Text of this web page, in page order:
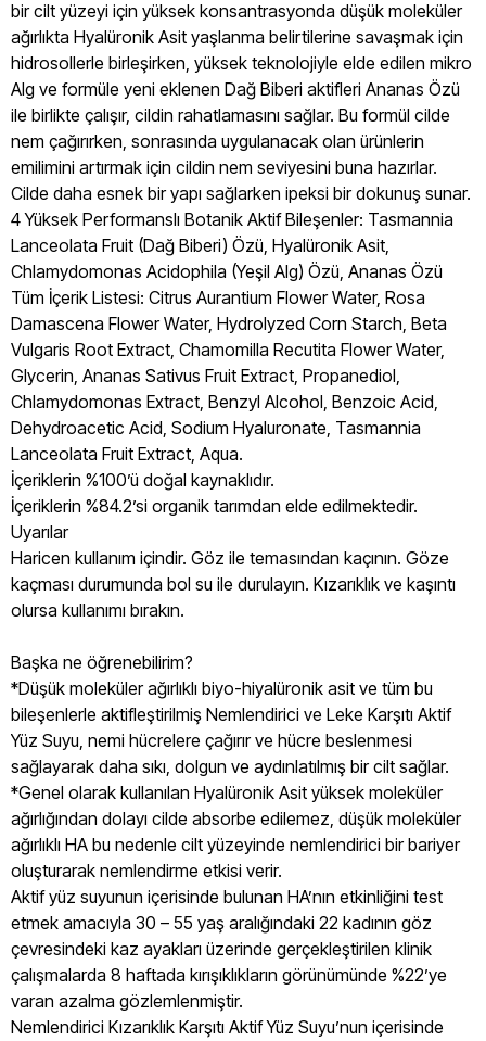
bir cilt yüzeyi için yüksek konsantrasyonda düşük moleküler
ağırlıkta Hyalüronik Asit yaşlanma belirtilerine savaşmak için
hidrosollerle birleşirken, yüksek teknolojiyle elde edilen mikro
Alg ve formüle yeni eklenen Dağ Biberi aktifleri Ananas Özü
ile birlikte çalışır, cildin rahatlamasını sağlar. Bu formül cilde
nem çağırırken, sonrasında uygulanacak olan ürünlerin
emilimini artırmak için cildin nem seviyesini buna hazırlar.
Cilde daha esnek bir yapı sağlarken ipeksi bir dokunuş sunar.
4 Yüksek Performanslı Botanik Aktif Bileşenler: Tasmannia
Lanceolata Fruit (Dağ Biberi) Özü, Hyalüronik Asit,
Chlamydomonas Acidophila (Yeşil Alg) Özü, Ananas Özü
Tüm İçerik Listesi: Citrus Aurantium Flower Water, Rosa
Damascena Flower Water, Hydrolyzed Corn Starch, Beta
Vulgaris Root Extract, Chamomilla Recutita Flower Water,
Glycerin, Ananas Sativus Fruit Extract, Propanediol,
Chlamydomonas Extract, Benzyl Alcohol, Benzoic Acid,
Dehydroacetic Acid, Sodium Hyaluronate, Tasmannia
Lanceolata Fruit Extract, Aqua.
İçeriklerin %100’ü doğal kaynaklıdır.
İçeriklerin %84.2’si organik tarımdan elde edilmektedir.
Uyarılar
Haricen kullanım içindir. Göz ile temasından kaçının. Göze
kaçması durumunda bol su ile durulayın. Kızarıklık ve kaşıntı
olursa kullanımı bırakın.
Başka ne öğrenebilirim?
*Düşük moleküler ağırlıklı biyo-hiyalüronik asit ve tüm bu
bileşenlerle aktifleştirilmiş Nemlendirici ve Leke Karşıtı Aktif
Yüz Suyu, nemi hücrelere çağırır ve hücre beslenmesi
sağlayarak daha sıkı, dolgun ve aydınlatılmış bir cilt sağlar.
*Genel olarak kullanılan Hyalüronik Asit yüksek moleküler
ağırlığından dolayı cilde absorbe edilemez, düşük moleküler
ağırlıklı HA bu nedenle cilt yüzeyinde nemlendirici bir bariyer
oluşturarak nemlendirme etkisi verir.
Aktif yüz suyunun içerisinde bulunan HA’nın etkinliğini test
etmek amacıyla 30 – 55 yaş aralığındaki 22 kadının göz
çevresindeki kaz ayakları üzerinde gerçekleştirilen klinik
çalışmalarda 8 haftada kırışıklıkların görünümünde %22’ye
varan azalma gözlemlenmiştir.
Nemlendirici Kızarıklık Karşıtı Aktif Yüz Suyu’nun içerisinde